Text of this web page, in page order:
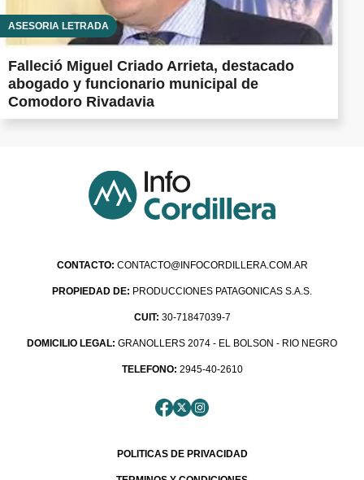
ASESORÍA LETRADA
Falleció Miguel Criado Arrieta, destacado
abogado y funcionario municipal de
Comodoro Rivadavia
CONTACTO: CONTACTO@INFOCORDILLERA.COM.AR
PROPIEDAD DE: PRODUCCIONES PATAGONICAS S.A.S.
CUIT: 30-71847039-7
DOMICILIO LEGAL: GRANOLLERS 2074 - EL BOLSON - RIO NEGRO
TELEFONO: 2945-40-2610
POLITICAS DE PRIVACIDAD